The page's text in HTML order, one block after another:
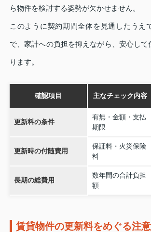
ら物件を検討する姿勢が欠かせません。
このように契約期間全体を見通したうえ
で、家計への負担を抑えながら、安心して
ります。
確認項目 主なチェック内容
更新料の条件
有無・金額・支払
期限
更新時の付随費用
保証料・火災保険
料
長期の総費用
数年間の合計負担
額
賃貸物件の更新料をめぐる注